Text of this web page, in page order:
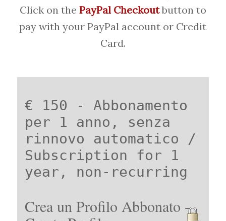
Click on the PayPal Checkoutbutton to
pay with your PayPal account or Credit
Card.
€ 150 - Abbonamento
per 1 anno, senza
rinnovo automatico /
Subscription for 1
year, non-recurring
Crea un Profilo Abbonato -